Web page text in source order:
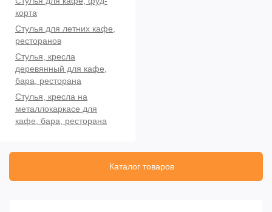
корта
Стулья для летних кафе,
ресторанов
Стулья, кресла
деревянный для кафе,
бара, ресторана
Стулья, кресла на
металлокаркасе для
кафе, бара, ресторана
Каталог товаров